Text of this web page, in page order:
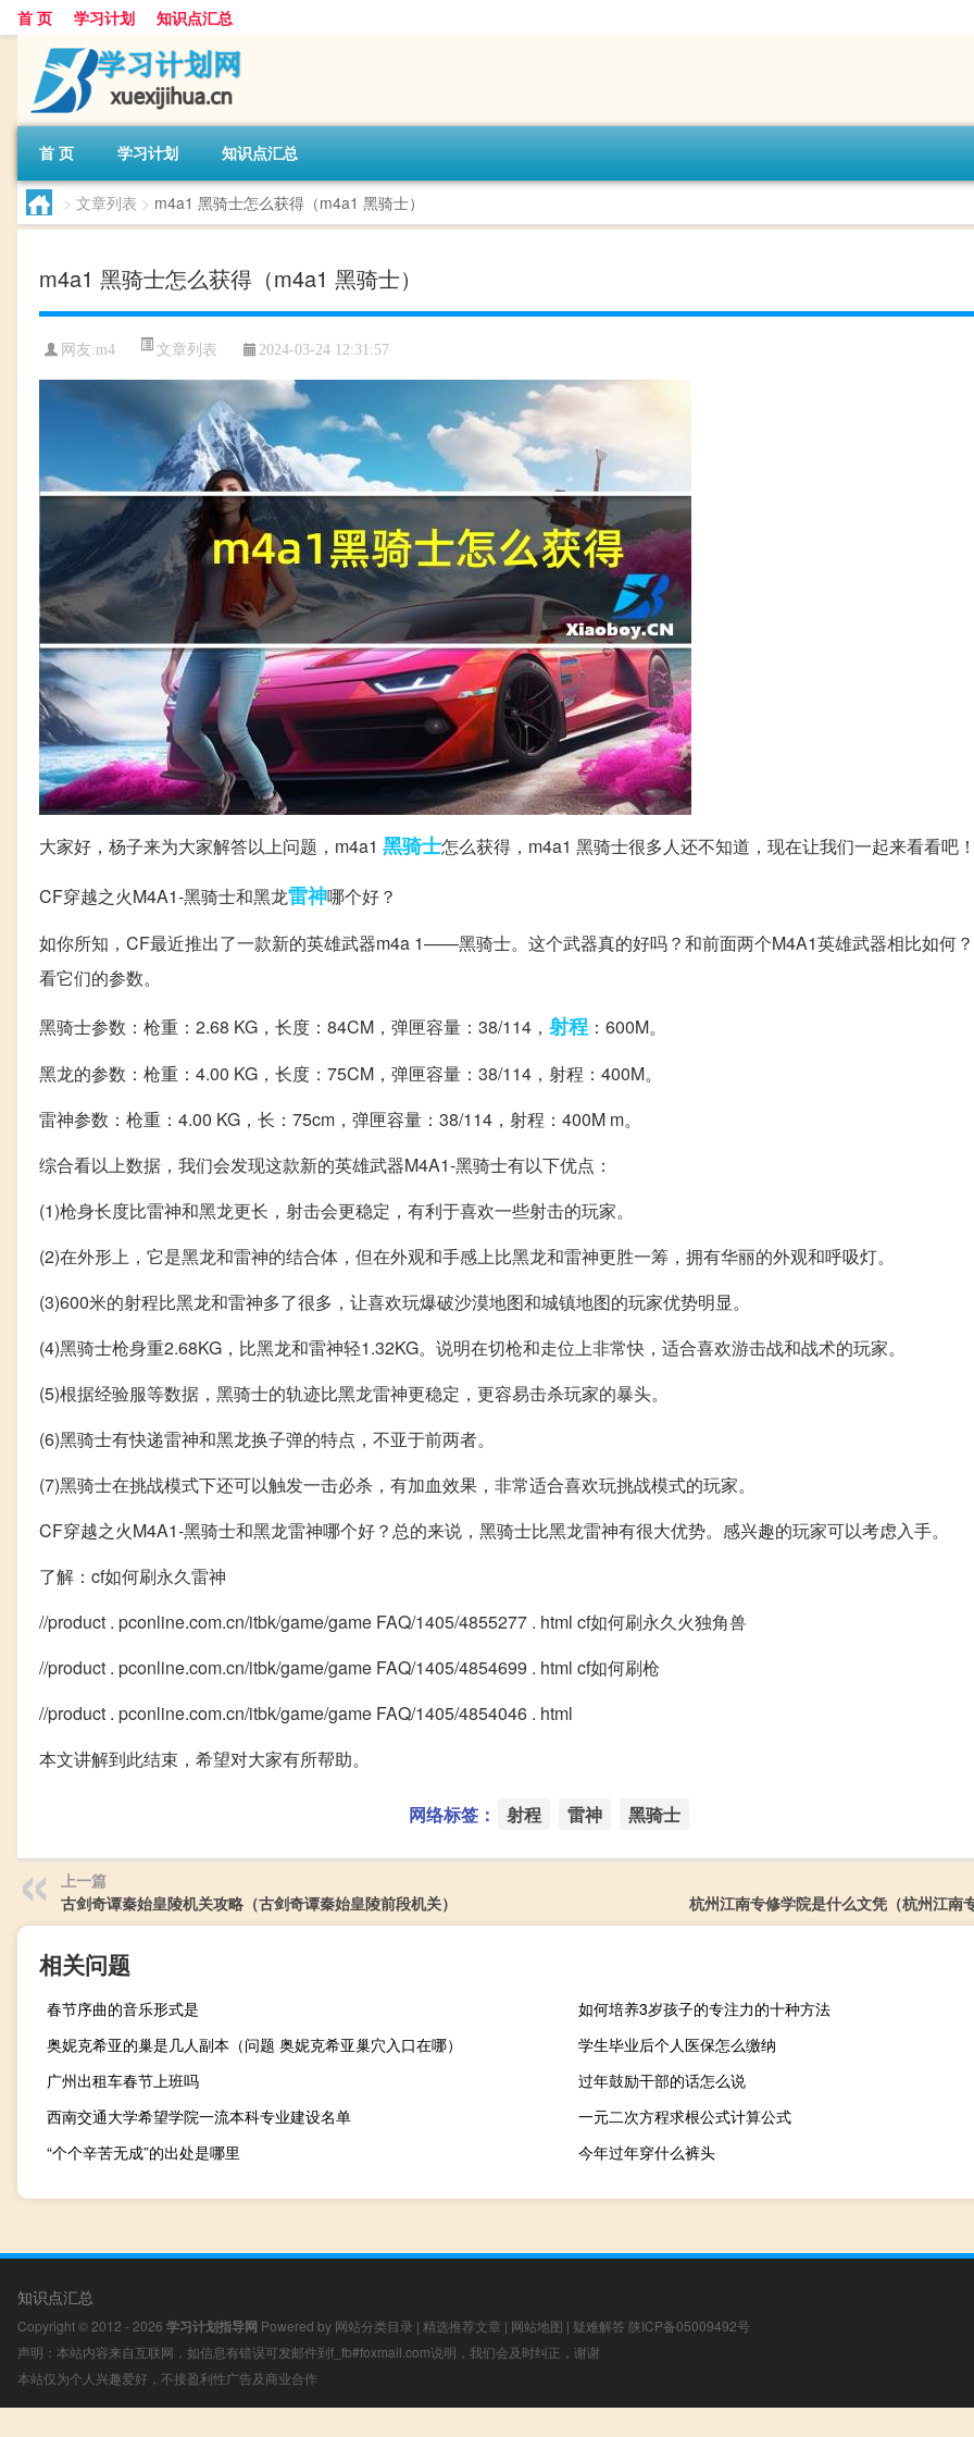
首 页 学习计划 知识点汇总
首 页 学习计划 知识点汇总
> 文章列表 > m4a1 黑骑士怎么获得（m4a1 黑骑士）
m4a1 黑骑士怎么获得（m4a1 黑骑士）
网友:m4 文章列表 2024-03-24 12:31:57
大家好，杨子来为大家解答以上问题，m4a1 黑骑士怎么获得，m4a1 黑骑士很多人还不知道，现在让我们一起来看看吧
CF穿越之火M4A1-黑骑士和黑龙雷神哪个好？
如你所知，CF最近推出了一款新的英雄武器m4a 1——黑骑士。这个武器真的好吗？和前面两个M4A1英雄武器相比如何
看它们的参数。
黑骑士参数：枪重：2.68 KG，长度：84CM，弹匣容量：38/114， 射程 ：600M。
黑龙的参数：枪重：4.00 KG，长度：75CM，弹匣容量：38/114，射程：400M。
雷神参数：枪重：4.00 KG，长：75cm，弹匣容量：38/114，射程：400M m。
综合看以上数据，我们会发现这款新的英雄武器M4A1-黑骑士有以下优点：
(1)枪身长度比雷神和黑龙更长，射击会更稳定，有利于喜欢一些射击的玩家。
(2)在外形上，它是黑龙和雷神的结合体，但在外观和手感上比黑龙和雷神更胜一筹，拥有华丽的外观和呼吸灯。
(3)600米的射程比黑龙和雷神多了很多，让喜欢玩爆破沙漠地图和城镇地图的玩家优势明显。
(4)黑骑士枪身重2.68KG，比黑龙和雷神轻1.32KG。说明在切枪和走位上非常快，适合喜欢游击战和战术的玩家。
(5)根据经验服等数据，黑骑士的轨迹比黑龙雷神更稳定，更容易击杀玩家的暴头。
(6)黑骑士有快递雷神和黑龙换子弹的特点，不亚于前两者。
(7)黑骑士在挑战模式下还可以触发一击必杀，有加血效果，非常适合喜欢玩挑战模式的玩家。
CF穿越之火M4A1-黑骑士和黑龙雷神哪个好？总的来说，黑骑士比黑龙雷神有很大优势。感兴趣的玩家可以考虑入手。
了解：cf如何刷永久雷神
//product . pconline.com.cn/itbk/game/game FAQ/1405/4855277 . html cf如何刷永久火独角兽
//product . pconline.com.cn/itbk/game/game FAQ/1405/4854699 . html cf如何刷枪
//product . pconline.com.cn/itbk/game/game FAQ/1405/4854046 . html
本文讲解到此结束，希望对大家有所帮助。
网络标签： 射程 雷神 黑骑士
上一篇
古剑奇谭秦始皇陵机关攻略（古剑奇谭秦始皇陵前段机关）
杭州江南专修学院是什么文凭（杭州江南
相关问题
春节序曲的音乐形式是
如何培养3岁孩子的专注力的十种方法
奥妮克希亚的巢是几人副本（问题 奥妮克希亚巢穴入口在哪）
学生毕业后个人医保怎么缴纳
广州出租车春节上班吗
过年鼓励干部的话怎么说
西南交通大学希望学院一流本科专业建设名单
一元二次方程求根公式计算公式
“个个辛苦无成”的出处是哪里
今年过年穿什么裤头
知识点汇总
Copyright © 2012 - 2026 学习计划指导网 Powered by 网站分类目录 | 精选推荐文章 | 网站地图 | 疑难解答 陕ICP备05009492号
声明：本站内容来自互联网，如信息有错误可发邮件到f_fb#foxmail.com说明，我们会及时纠正，谢谢
本站仅为个人兴趣爱好，不接盈利性广告及商业合作